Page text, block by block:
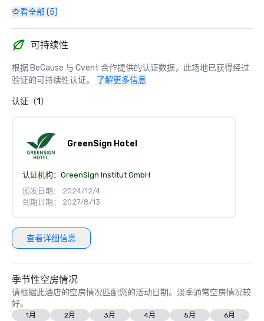
查看全部 (5)
可持续性
根据 BeCause 与 Cvent 合作提供的认证数据，此场地已获得经过
验证的可持续性认证。
了解更多信息
认证（1）
GreenSign Hotel
认证机构： GreenSign Institut GmbH
颁发日期： 2024/12/4
到期日期： 2027/8/13
查看详细信息
季节性空房情况
请根据此酒店的空房情况匹配您的活动日期。淡季通常空房情况较
好。
1月 2月 3月 4月 5月
6月